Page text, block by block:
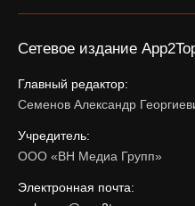
Сетевое издание
Главный редактор:
Семенов Александр
Учредитель:
ООО «ВН Медиа Групп»
Электронная почта: